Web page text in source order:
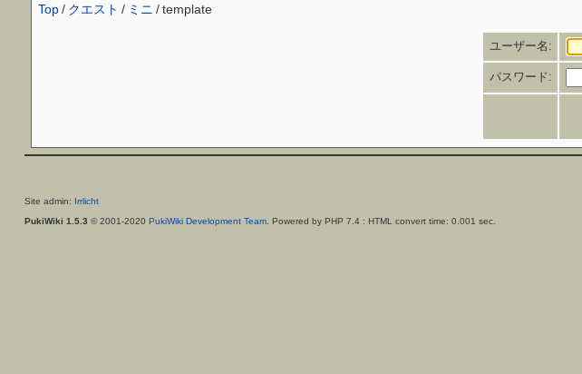
Top/ クエスト / ミニ / template
ユーザー名:
パスワード:
Site admin: Irrlicht
PukiWiki 1.5.3 © 2001-2020 PukiWiki Development Team. Powered by PHP 7.4 : HTML convert time: 0.001 sec.